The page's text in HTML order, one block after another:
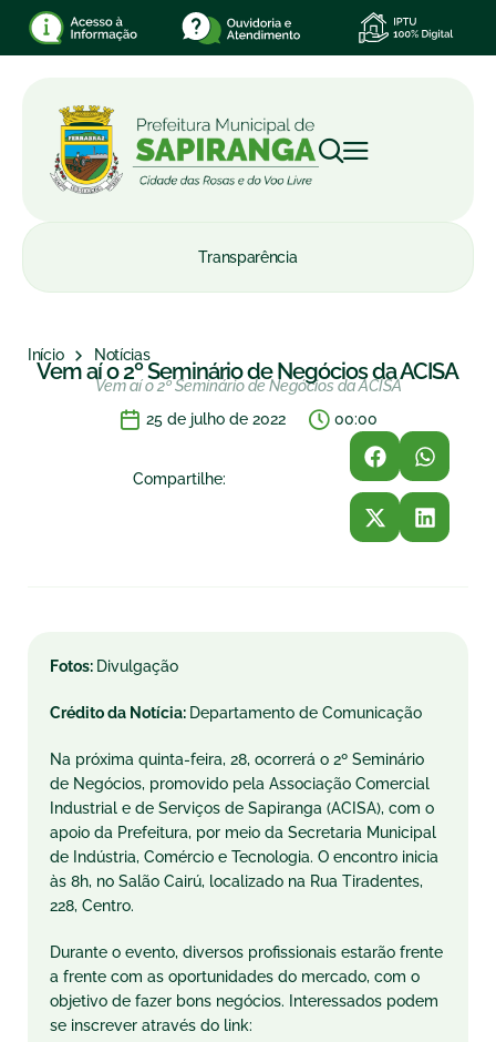
Transparência
Início Notícias
Vem aí o 2º Seminário de Negócios da ACISA
Vem aí o 2º Seminário de Negócios da ACISA
25 de julho de 2022
00:00
Compartilhe:
Fotos: Divulgação
Crédito da Notícia: Departamento de Comunicação
Na próxima quinta-feira, 28, ocorrerá o 2º Seminário
de Negócios, promovido pela Associação Comercial
Industrial e de Serviços de Sapiranga (ACISA), com o
apoio da Prefeitura, por meio da Secretaria Municipal
de Indústria, Comércio e Tecnologia. O encontro inicia
às 8h, no Salão Cairú, localizado na Rua Tiradentes,
228, Centro.
Durante o evento, diversos profissionais estarão frente
a frente com as oportunidades do mercado, com o
objetivo de fazer bons negócios. Interessados podem
se inscrever através do link: